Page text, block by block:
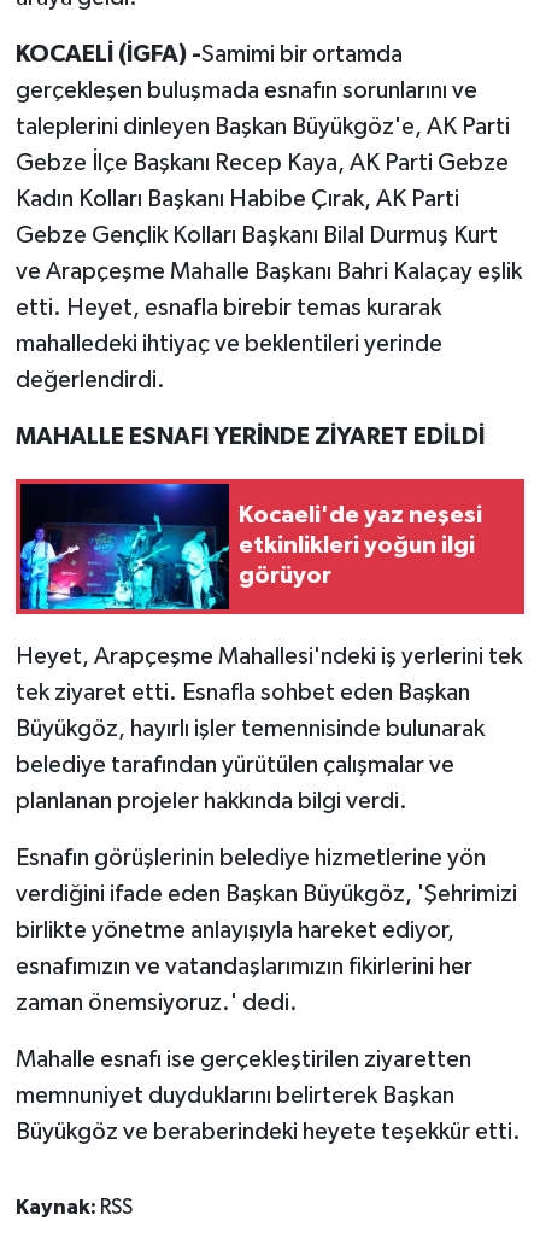
KOCAELİ (İGFA) -Samimi bir ortamda
gerçekleşen buluşmada esnafın sorunlarını ve
taleplerini dinleyen Başkan Büyükgöz'e, AK Parti
Gebze İlçe Başkanı Recep Kaya, AK Parti Gebze
Kadın Kolları Başkanı Habibe Çırak, AK Parti
Gebze Gençlik Kolları Başkanı Bilal Durmuş Kurt
ve Arapçeşme Mahalle Başkanı Bahri Kalaçay eşlik
etti. Heyet, esnafla birebir temas kurarak
mahalledeki ihtiyaç ve beklentileri yerinde
değerlendirdi.
MAHALLE ESNAFI YERİNDE ZİYARET EDİLDİ
Kocaeli'de yaz neşesi
etkinlikleri yoğun ilgi
görüyor
Heyet, Arapçeşme Mahallesi'ndeki iş yerlerini tek
tek ziyaret etti. Esnafla sohbet eden Başkan
Büyükgöz, hayırlı işler temennisinde bulunarak
belediye tarafından yürütülen çalışmalar ve
planlanan projeler hakkında bilgi verdi.
Esnafın görüşlerinin belediye hizmetlerine yön
verdiğini ifade eden Başkan Büyükgöz, 'Şehrimizi
birlikte yönetme anlayışıyla hareket ediyor,
esnafımızın ve vatandaşlarımızın fikirlerini her
zaman önemsiyoruz.' dedi.
Mahalle esnafı ise gerçekleştirilen ziyaretten
memnuniyet duyduklarını belirterek Başkan
Büyükgöz ve beraberindeki heyete teşekkür etti.
Kaynak: RSS